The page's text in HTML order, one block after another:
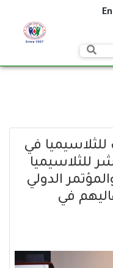
En
في
للثلاسيميا
الدولي
في